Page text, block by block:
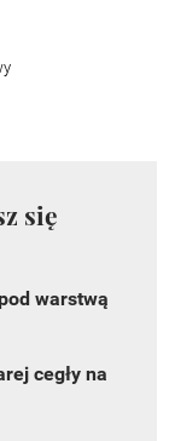
się
warstwą
cegły na